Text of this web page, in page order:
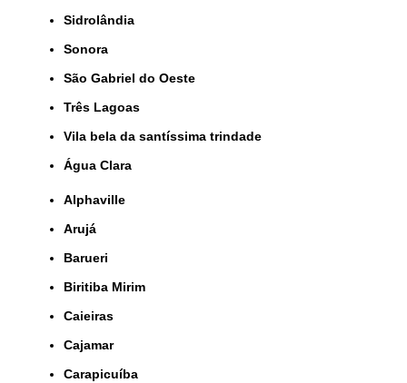
Sidrolândia
Sonora
São Gabriel do Oeste
Três Lagoas
Vila bela da santíssima trindade
Água Clara
Alphaville
Arujá
Barueri
Biritiba Mirim
Caieiras
Cajamar
Carapicuíba